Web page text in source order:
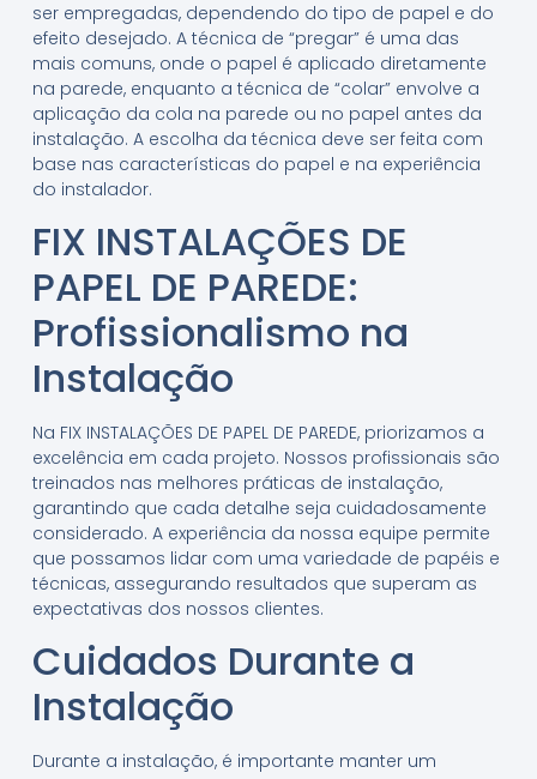
ser empregadas, dependendo do tipo de papel e do
efeito desejado. A técnica de “pregar” é uma das
mais comuns, onde o papel é aplicado diretamente
na parede, enquanto a técnica de “colar” envolve a
aplicação da cola na parede ou no papel antes da
instalação. A escolha da técnica deve ser feita com
base nas características do papel e na experiência
do instalador.
FIX INSTALAÇÕES DE
PAPEL DE PAREDE:
Profissionalismo na
Instalação
Na FIX INSTALAÇÕES DE PAPEL DE PAREDE, priorizamos a
excelência em cada projeto. Nossos profissionais são
treinados nas melhores práticas de instalação,
garantindo que cada detalhe seja cuidadosamente
considerado. A experiência da nossa equipe permite
que possamos lidar com uma variedade de papéis e
técnicas, assegurando resultados que superam as
expectativas dos nossos clientes.
Cuidados Durante a
Instalação
Durante a instalação, é importante manter um